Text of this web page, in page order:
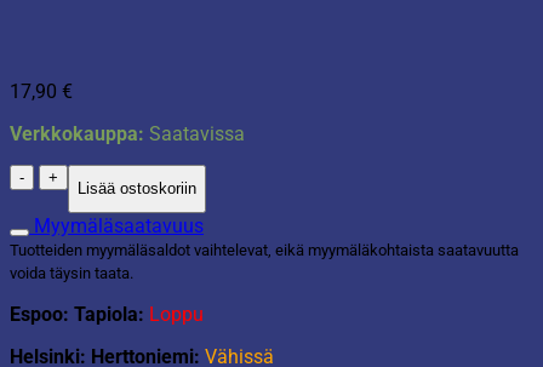
17,90 €
Verkkokauppa: Saatavissa
Likapyykkikori
45L
harmaa
määrä
Lisää ostoskoriin
Myymäläsaatavuus
Tuotteiden myymäläsaldot vaihtelevat, eikä myymäläkohtaista saatavuutta
voida täysin taata.
Espoo: Tapiola: Loppu
Helsinki: Herttoniemi: Vähissä